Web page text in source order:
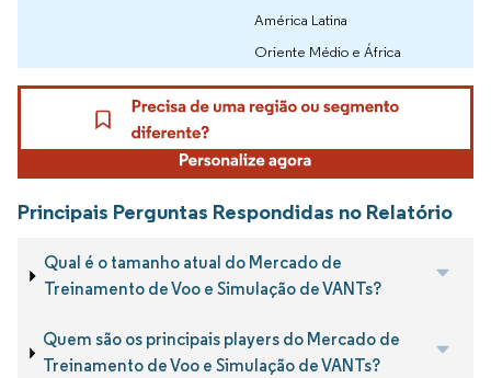
América Latina
Oriente Médio e África
Principais Perguntas Respondidas no Relatório
Qual é o tamanho atual do Mercado de
Treinamento de Voo e Simulação de VANTs?
Quem são os principais players do Mercado de
Treinamento de Voo e Simulação de VANTs?